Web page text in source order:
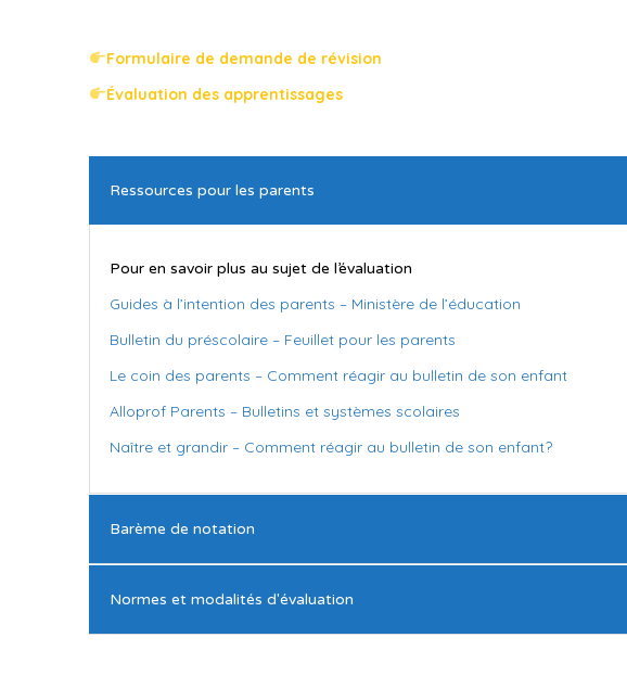
Formulaire de demande de révision
Évaluation des apprentissages
Ressources pour les parents
Pour en savoir plus au sujet de l’évaluation
Guides à l’intention des parents – Ministère de l’éducation
Bulletin du préscolaire – Feuillet pour les parents
Le coin des parents – Comment réagir au bulletin de son enfant
Alloprof Parents – Bulletins et systèmes scolaires
Naître et grandir – Comment réagir au bulletin de son enfant?
Barème de notation
Barème de notation
Normes et modalités d'évaluation